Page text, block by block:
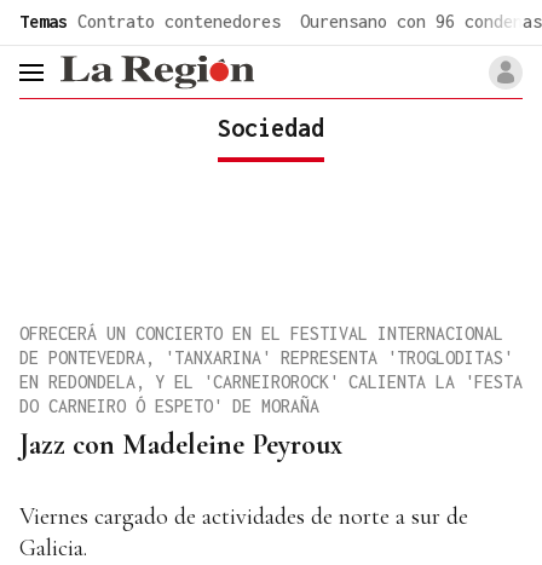
Temas Contrato contenedores Ourensano con 96 condenas
header.menu.open
Sociedad
Jazz con Madeleine Peyroux
OFRECERÁ UN CONCIERTO EN EL FESTIVAL INTERNACIONAL
DE PONTEVEDRA, 'TANXARINA' REPRESENTA 'TROGLODITAS'
EN REDONDELA, Y EL 'CARNEIROROCK' CALIENTA LA 'FESTA
DO CARNEIRO Ó ESPETO' DE MORAÑA
Viernes cargado de actividades de norte a sur de
Galicia.